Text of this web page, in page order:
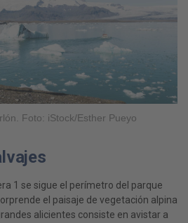
Foto: iStock/Esther Pueyo
1 se sigue el perímetro del parque
el paisaje de vegetación alpina
alicientes consiste en avistar a